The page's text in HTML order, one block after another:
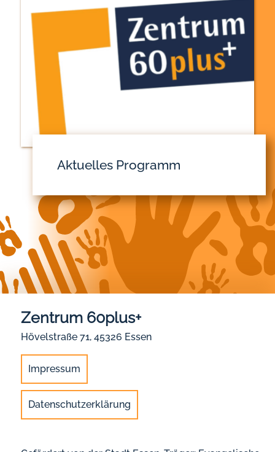
Aktuelles Programm
Zentrum 60plus+
Hövelstraße 71, 45326 Essen
Impressum
Datenschutzerklärung